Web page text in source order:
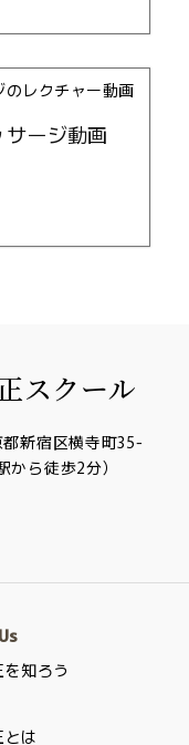
ージ動画
新宿区横寺町35-
ら徒歩2分）
知ろう
は